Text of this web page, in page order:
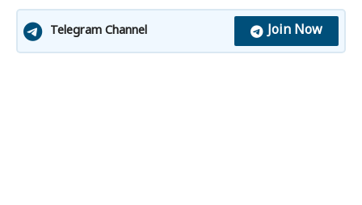
Telegram Channel Join Now